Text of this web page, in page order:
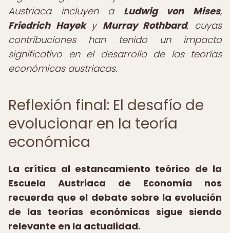
Austriaca incluyen a Ludwig von Mises,
Friedrich Hayeky Murray Rothbard, cuyas
contribuciones han tenido un impacto
significativo en el desarrollo de las teorías
económicas austriacas.
Reflexión final: El desafío de
evolucionar en la teoría
económica
La crítica al estancamiento teórico de la
Escuela Austriaca de Economía nos
recuerda que el debate sobre la evolución
de las teorías económicas sigue siendo
relevante en la actualidad.